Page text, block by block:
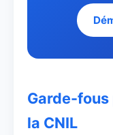
Garde-
la CNIL